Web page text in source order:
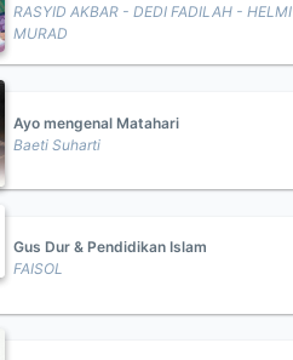
RASYID AKBAR - DEDI FADILAH - HELMI
MURAD
Ayo mengenal Matahari
Baeti Suharti
Gus Dur & Pendidikan Islam
FAISOL